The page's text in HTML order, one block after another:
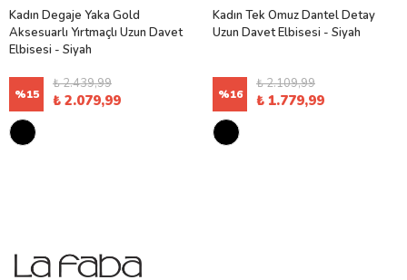
Kadın Degaje Yaka Gold
Aksesuarlı Yırtmaçlı Uzun Davet
Elbisesi - Siyah
%15
₺ 2.439,99
₺ 2.079,99
Kadın Tek Omuz Dantel Detay
Uzun Davet Elbisesi - Siyah
%16
₺ 2.109,99
₺ 1.779,99